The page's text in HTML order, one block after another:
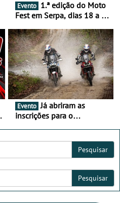
Evento
Fest em Serpa, dias 18 a 20
duas rodas invade o Baixo
Alentejo
Evento Já abriram as
inscrições para o
Pesquisar
Pesquisar